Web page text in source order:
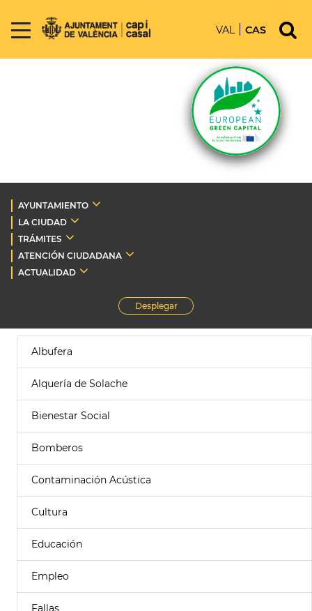
VAL CAS
AYUNTAMIENTO
LA CIUDAD
TRÁMITES
ATENCIÓN CIUDADANA
ACTUALIDAD
Desplegar
Albufera
Alquería de Solache
Bienestar Social
Bomberos
Contaminación Acústica
Cultura
Educación
Empleo
Fallas